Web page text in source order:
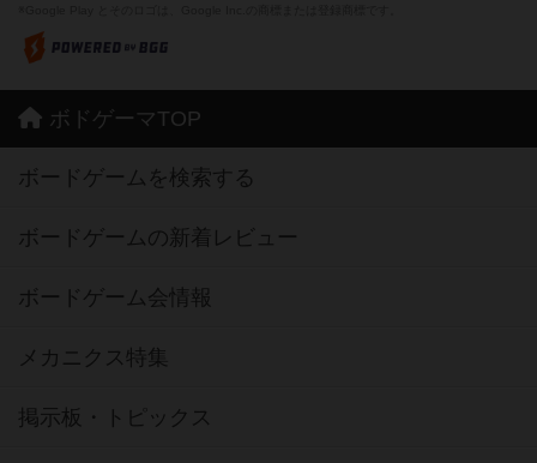
ボドゲーマTOP
ボードゲームを検索する
ボードゲームの新着レビュー
ボードゲーム会情報
メカニクス特集
掲示板・トピックス